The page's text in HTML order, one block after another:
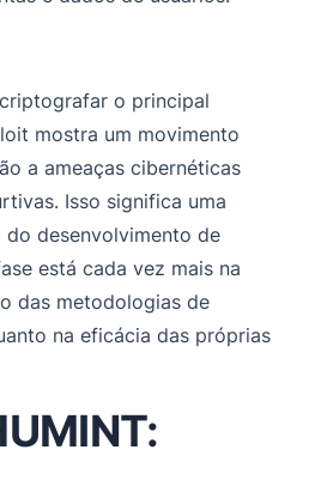
o principal
mostra um movimento
a ameaças cibernéticas
Isso significa uma
do desenvolvimento de
está cada vez mais na
das metodologias de
na eficácia das próprias